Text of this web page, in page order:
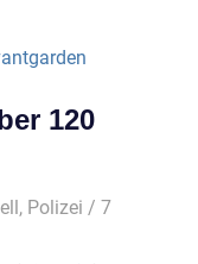
120
, Polizei / 7